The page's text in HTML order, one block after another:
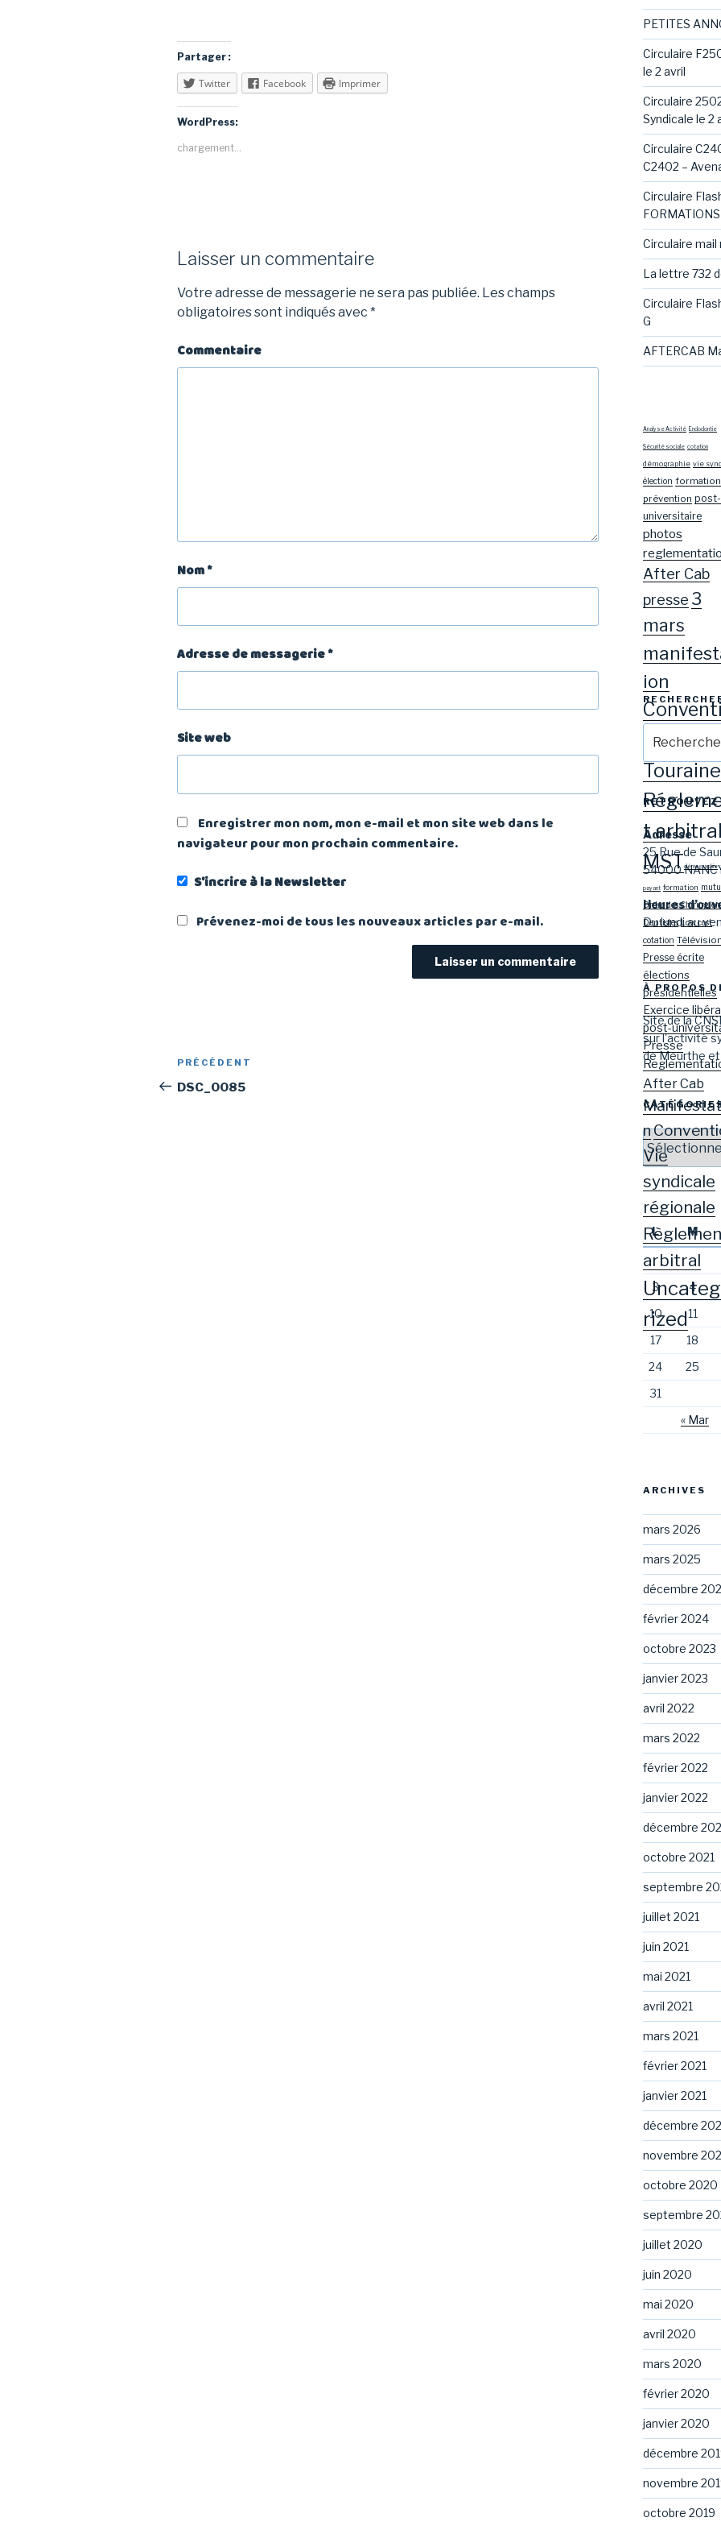
Partager :
Twitter Facebook Imprimer
WordPress:
chargement…
Laisser un commentaire
Votre adresse de messagerie ne sera pas publiée. Les champs
obligatoires sont indiqués avec *
Commentaire
Nom*
Adresse de messagerie*
Site web
Enregistrer mon nom, mon e-mail et mon site web dans le
navigateur pour mon prochain commentaire.
S'incrire à la Newsletter
Prévenez-moi de tous les nouveaux articles par e-mail.
Navigation
de
Article
précédent
PRÉCÉDENT
DSC_0085
PETITES
Circulaire
le 2 avril
Circulaire
Syndicale le 2
Circulaire
C2402 –
Circulaire
Circulaire mail
La lettre 732
Circulaire
G
AFTERCAB
Analyse Activité Endodontie
Sécurité sociale cotation
démographie vie
élection formation
prévention post-
universitaire
photos
After Cab
presse 3
mars
ion
nMarisol
Touraine
t
MSTdémographie
payant formation
Ordre des
Dentistes Low cost
cotation
Presse écrite
élections
présidentielles
Exercice
post-
Presse
After Cab
n
Vie
syndicale
régionale
arbitral
rized
pour
:
Adresse
25 Rue de
54000
Heures
Du lundi au
À PROPOS
Site de la
sur l'activité
de Meurthe
Catégories
L M
« Mar
3
4
10
11
17
18
24
25
31
ARCHIVES
mars 2026
mars 2025
décembre
février 2024
octobre 2023
janvier 2023
avril 2022
mars 2022
février 2022
janvier 2022
décembre
octobre 2021
septembre
juillet 2021
juin 2021
mai 2021
avril 2021
mars 2021
février 2021
janvier 2021
décembre
novembre
octobre 2020
septembre
juillet 2020
juin 2020
mai 2020
avril 2020
mars 2020
février 2020
janvier 2020
décembre
novembre
octobre 2019